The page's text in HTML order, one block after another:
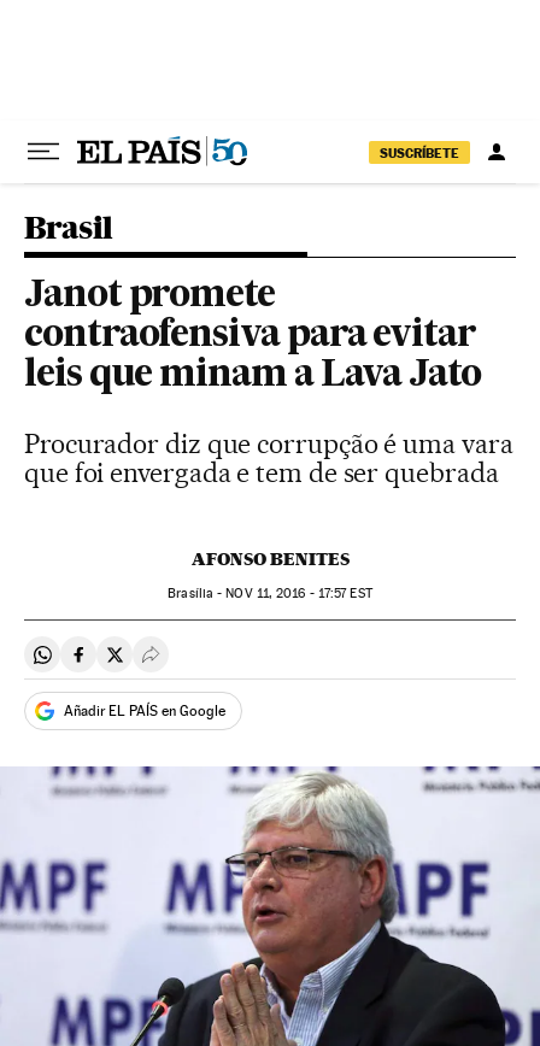
SUSCRÍBETE
Brasil
Janot promete
contraofensiva para evitar
leis que minam a Lava Jato
Procurador diz que corrupção é uma vara
que foi envergada e tem de ser quebrada
AFONSO BENITES
Brasília -NOV11, 2016 - 17:57EST
Compartir en Whatsapp
Compartir en Facebook
Compartir en Twitter
Desplegar Redes Sociales
Añadir EL PAÍS en Google